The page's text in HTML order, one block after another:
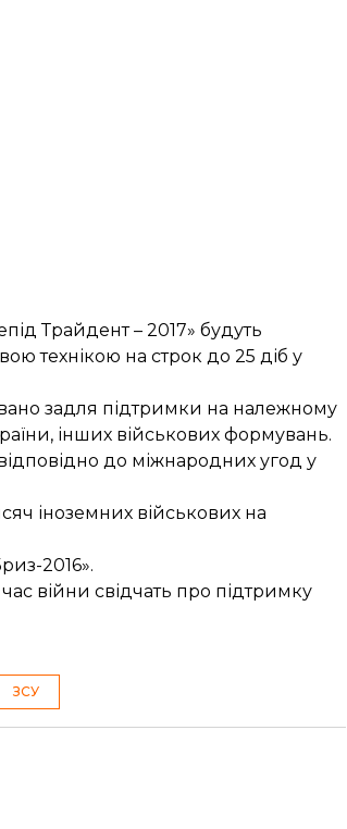
Трайдент – 2017» будуть
технікою на строк до 25 діб у
задля підтримки на належному
інших військових формувань.
до міжнародних угод у
іноземних військових на
2016».
час війни свідчать про підтримку
ЗСУ